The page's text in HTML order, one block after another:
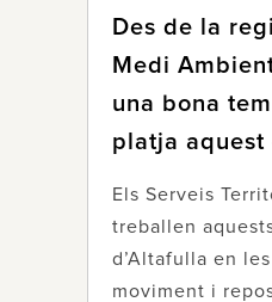
Des de la
Medi
una bona
platja aquest
Els Serveis
treballen
d’Altafulla en
moviment i